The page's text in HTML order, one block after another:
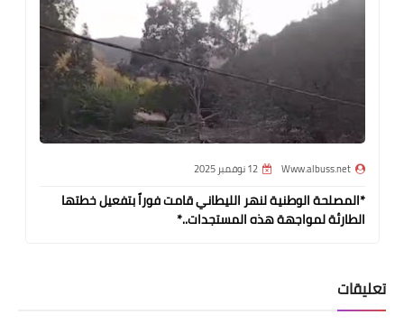
Www.albuss.net 12 نوفمبر 2025
*المصلحة الوطنية لنهر الليطاني قامت فوراً بتفعيل خطتها
الطارئة لمواجهة هذه المستجدات..*
تعليقات